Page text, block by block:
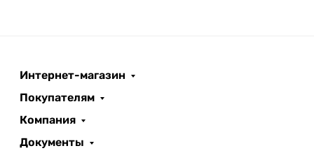
Интернет-магазин
Покупателям
Компания
Документы